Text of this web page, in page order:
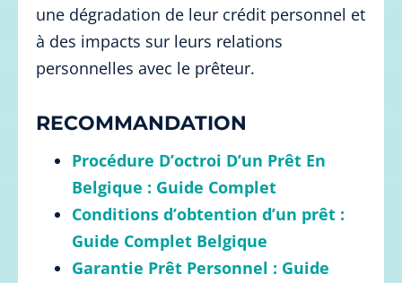
une dégradation de leur crédit personnel et
à des impacts sur leurs relations
personnelles avec le prêteur.
RECOMMANDATION
Procédure D’octroi D’un Prêt En
Belgique : Guide Complet
Conditions d’obtention d’un prêt :
Guide Complet Belgique
Garantie Prêt Personnel : Guide